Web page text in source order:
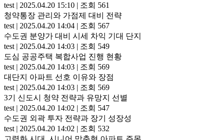
test | 2025.04.20 15:10 | 조회 561
청약통장 관리와 가점제 대비 전략
test | 2025.04.20 14:04 | 조회 567
수도권 분양가 대비 시세 차익 기대 단지
test | 2025.04.20 14:03 | 조회 549
도심 공공주택 복합사업 진행 현황
test | 2025.04.20 14:03 | 조회 569
대단지 아파트 선호 이유와 장점
test | 2025.04.20 14:03 | 조회 569
3기 신도시 청약 전략과 유망지 선별
test | 2025.04.20 14:02 | 조회 547
수도권 외곽 투자 전략과 장기 성장성
test | 2025.04.20 14:02 | 조회 532